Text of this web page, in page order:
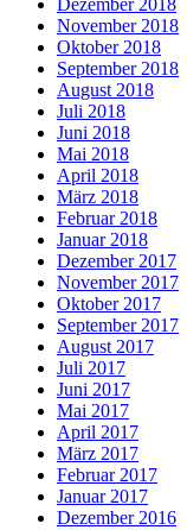
November 2018
Oktober 2018
September 2018
August 2018
Juli 2018
Juni 2018
Mai 2018
April 2018
März 2018
Februar 2018
Januar 2018
Dezember 2017
November 2017
Oktober 2017
September 2017
August 2017
Juli 2017
Juni 2017
Mai 2017
April 2017
März 2017
Februar 2017
Januar 2017
Dezember 2016